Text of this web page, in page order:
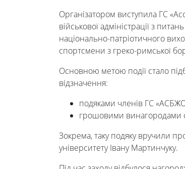
Університет
Вибори
ректора
Освітня
Організатором виступила ГС
військової адміністрації з
національно-патріотичного
спортсмени з греко-римської
Основною метою події стало
відзначення:
подяками членів ГС
грошовими винагородами
Зокрема, таку подяку вручили
університету Івану Мартинчуку.